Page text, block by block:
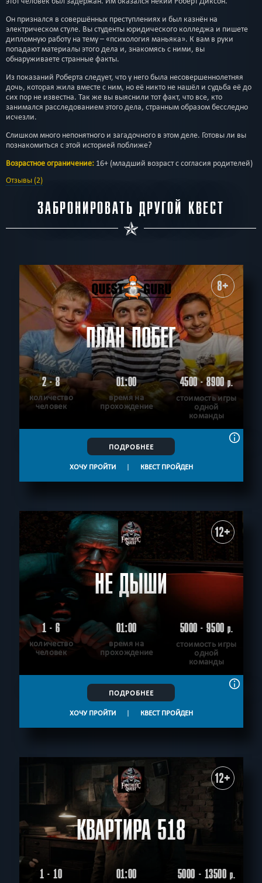
Он признался в совершённых преступлениях и был казнён на
электрическом стуле. Вы студенты юридического колледжа и пишете
дипломную работу на тему – «психология маньяка». К вам в руки
попадают материалы этого дела и, знакомясь с ними, вы
обнаруживаете странные факты.
Из показаний Роберта следует, что у него была несовершеннолетняя
дочь, которая жила вместе с ним, но её никто не нашёл и судьба её до
сих пор не известна. Так же вы выяснили тот факт, что все, кто
занимался расследованием этого дела, странным образом бесследно
исчезли.
Слишком много непонятного и загадочного в этом деле. Готовы ли вы
познакомиться с этой историей поближе?
Возрастное ограничение: 16+ (младший возраст с согласия родителей)
Отзывы (2)
ЗАБРОНИРОВАТЬ ДРУГОЙ КВЕСТ
8+
ПЛАН ПОБЕГ
2 - 8
количество
человек
01:00
время на
прохождение
4500 - 8900р.
стоимость игры
одной
команды
ПОДРОБНЕЕ
ХОЧУ ПРОЙТИ | КВЕСТ ПРОЙДЕН
12+
НЕ ДЫШИ
1 - 6
количество
человек
01:00
время на
прохождение
5000 - 9500р.
стоимость игры
одной
команды
ПОДРОБНЕЕ
ХОЧУ ПРОЙТИ | КВЕСТ ПРОЙДЕН
12+
КВАРТИРА 518
1 - 10 01:00 5000 - 13500р.